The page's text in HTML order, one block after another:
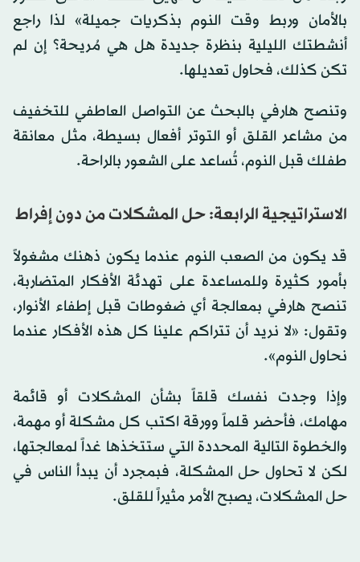
بالأمان وربط وقت النوم بذكريات جميلة» لذا راجع
أنشطتك الليلية بنظرة جديدة هل هي مُريحة؟ إن لم
تكن كذلك، فحاول تعديلها.
وتنصح هارفي بالبحث عن التواصل العاطفي للتخفيف
من مشاعر القلق أو التوتر أفعال بسيطة، مثل معانقة
طفلك قبل النوم، تُساعد على الشعور بالراحة.
الاستراتيجية الرابعة: حل المشكلات من دون إفراط
قد يكون من الصعب النوم عندما يكون ذهنك مشغولاً
بأمور كثيرة وللمساعدة على تهدئة الأفكار المتضاربة،
تنصح هارفي بمعالجة أي ضغوطات قبل إطفاء الأنوار،
وتقول: «لا نريد أن تتراكم علينا كل هذه الأفكار عندما
نحاول النوم».
وإذا وجدت نفسك قلقاً بشأن المشكلات أو قائمة
مهامك، فأحضر قلماً وورقة اكتب كل مشكلة أو مهمة،
والخطوة التالية المحددة التي ستتخذها غداً لمعالجتها،
لكن لا تحاول حل المشكلة، فبمجرد أن يبدأ الناس في
حل المشكلات، يصبح الأمر مثيراً للقلق.